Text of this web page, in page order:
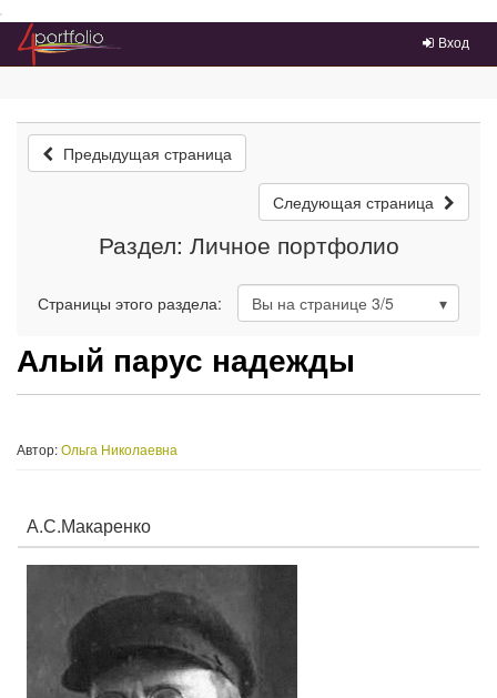
Преейти на главное меню
Вход
Предыдущая страница
Следующая страница
Раздел: Личное портфолио
Страницы этого раздела: Вы на странице 3/5
Алый парус надежды
Автор:Ольга Николаевна
А.С.Макаренко